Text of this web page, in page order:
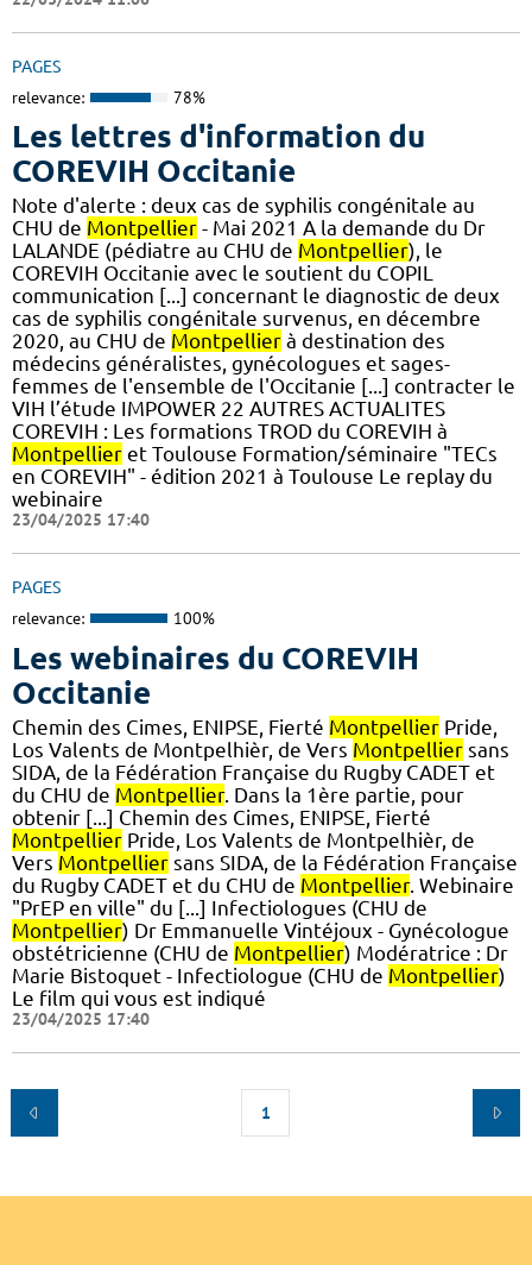
PAGES
relevance: 78%
Les lettres d'information du
COREVIH Occitanie
Note d'alerte : deux cas de syphilis congénitale au
CHU de Montpellier - Mai 2021 A la demande du Dr
LALANDE (pédiatre au CHU de Montpellier), le
COREVIH Occitanie avec le soutient du COPIL
communication [...] concernant le diagnostic de deux
cas de syphilis congénitale survenus, en décembre
2020, au CHU de Montpellier à destination des
médecins généralistes, gynécologues et sages-
femmes de l'ensemble de l'Occitanie [...] contracter le
VIH l’étude IMPOWER 22 AUTRES ACTUALITES
COREVIH : Les formations TROD du COREVIH à
Montpellier et Toulouse Formation/séminaire "TECs
en COREVIH" - édition 2021 à Toulouse Le replay du
webinaire
23/04/2025 17:40
PAGES
relevance: 100%
Les webinaires du COREVIH
Occitanie
Chemin des Cimes, ENIPSE, Fierté Montpellier Pride,
Los Valents de Montpelhièr, de Vers Montpellier sans
SIDA, de la Fédération Française du Rugby CADET et
du CHU de Montpellier. Dans la 1ère partie, pour
obtenir [...] Chemin des Cimes, ENIPSE, Fierté
Montpellier Pride, Los Valents de Montpelhièr, de
Vers Montpellier sans SIDA, de la Fédération Française
du Rugby CADET et du CHU de Montpellier. Webinaire
"PrEP en ville" du [...] Infectiologues (CHU de
Montpellier) Dr Emmanuelle Vintéjoux - Gynécologue
obstétricienne (CHU de Montpellier) Modératrice : Dr
Marie Bistoquet - Infectiologue (CHU de Montpellier)
Le film qui vous est indiqué
23/04/2025 17:40
1